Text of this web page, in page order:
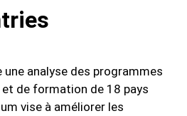
analyse des programmes
de formation de 18 pays
vise à améliorer les